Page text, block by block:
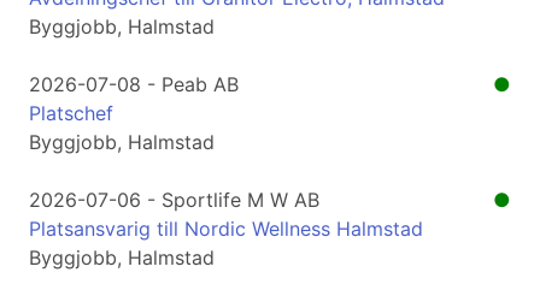
Byggjobb, Halmstad
●
2026-07-08 - Peab AB
Platschef
Byggjobb, Halmstad
●
2026-07-06 - Sportlife M W AB
Platsansvarig till Nordic Wellness Halmstad
Byggjobb, Halmstad